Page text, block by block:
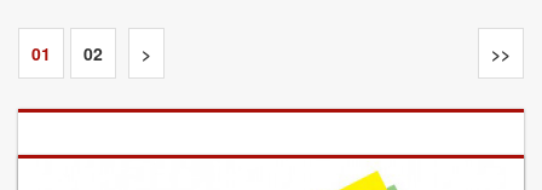
01 02 > >>